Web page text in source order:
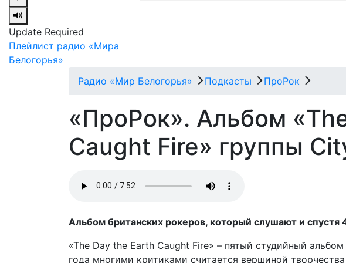
Update Required
Плейлист радио «Мира
Белогорья»
Радио «Мир Белогорья»
Подкасты ПроРок
«ПроРок». Альбом
Caught Fire» группы
Альбом британских рокеров, который слушают и спустя
«The Day the Earth Caught Fire» – пятый студийный
года многими критиками считается вершиной